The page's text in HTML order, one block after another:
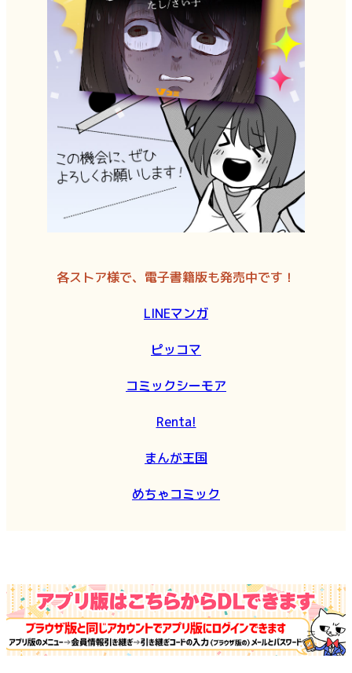
各ストア様で、電子書籍版も発売中です！
LINEマンガ
ピッコマ
コミックシーモア
Renta!
まんが王国
めちゃコミック